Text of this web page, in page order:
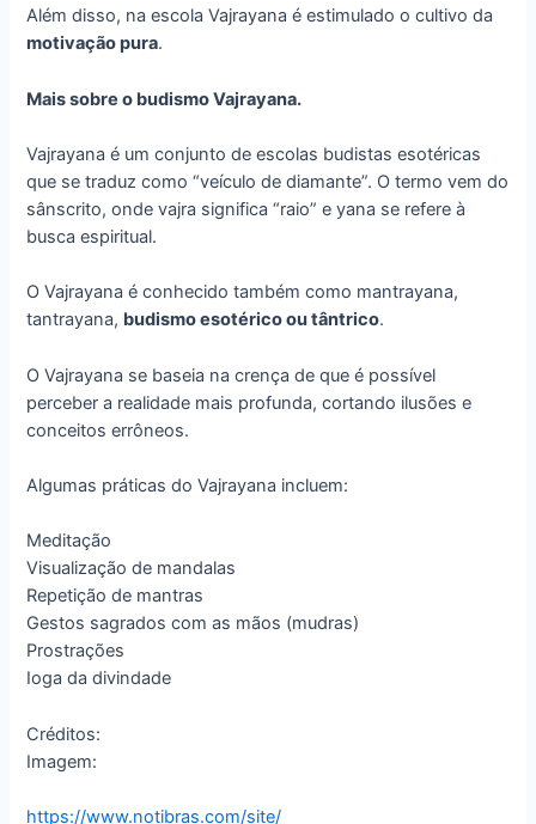
Além disso, na escola Vajrayana é estimulado o cultivo da
motivação pura.
Mais sobre o budismo Vajrayana.
Vajrayana é um conjunto de escolas budistas esotéricas
que se traduz como “veículo de diamante”. O termo vem do
sânscrito, onde vajra significa “raio” e yana se refere à
busca espiritual.
O Vajrayana é conhecido também como mantrayana,
tantrayana, budismo esotérico ou tântrico.
O Vajrayana se baseia na crença de que é possível
perceber a realidade mais profunda, cortando ilusões e
conceitos errôneos.
Algumas práticas do Vajrayana incluem:
Meditação
Visualização de mandalas
Repetição de mantras
Gestos sagrados com as mãos (mudras)
Prostrações
Ioga da divindade
Créditos:
Imagem:
https://www.notibras.com/site/